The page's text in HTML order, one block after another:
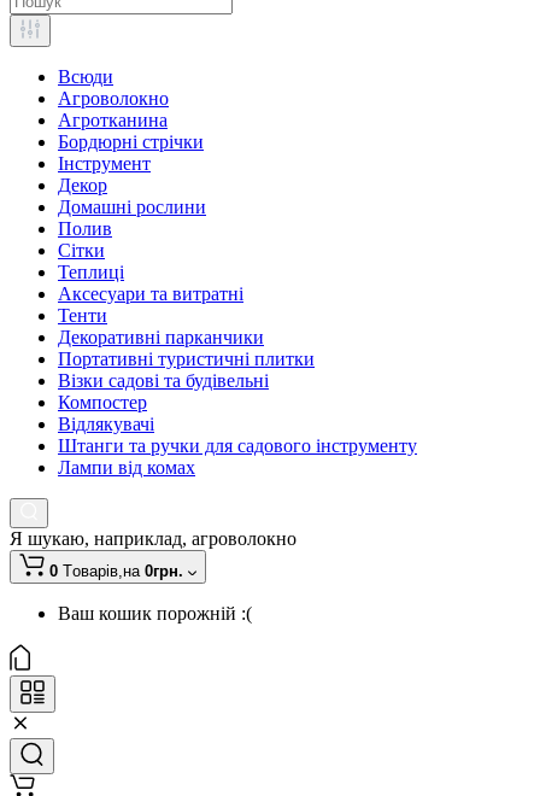
Всюди
Агроволокно
Агротканина
Бордюрні стрічки
Інструмент
Декор
Домашні рослини
Полив
Сітки
Теплиці
Аксесуари та витратні
Тенти
Декоративні парканчики
Портативні туристичні плитки
Візки садові та будівельні
Компостер
Відлякувачі
Штанги та ручки для садового інструменту
Лампи від комах
Я шукаю, наприклад, агроволокно
0 Tоварів,на 0грн.
Ваш кошик порожній :(